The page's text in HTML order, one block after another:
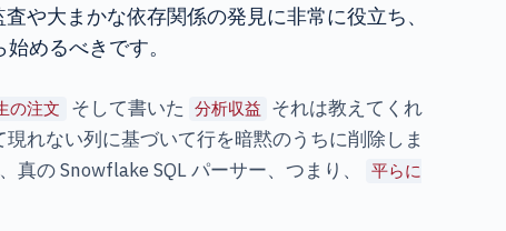
や大まかな依存関係の発見に非常に役立ち、
めるべきです。
の注文 そして書いた 分析収益 それは教えてくれ
れない列に基づいて行を暗黙のうちに削除しま
の Snowflake SQL パーサー、つまり、
平らに